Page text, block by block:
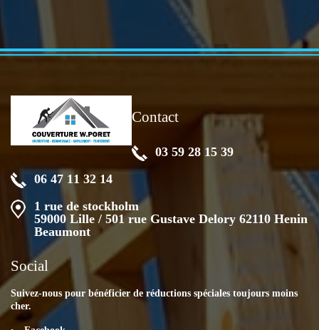
Contact
03 59 28 15 39
06 47 11 32 14
1 rue de stockholm
59000 Lille / 501 rue Gustave Delory 62110 Henin
Beaumont
Social
Suivez-nous pour bénéficier de réductions spéciales toujours moins
cher.